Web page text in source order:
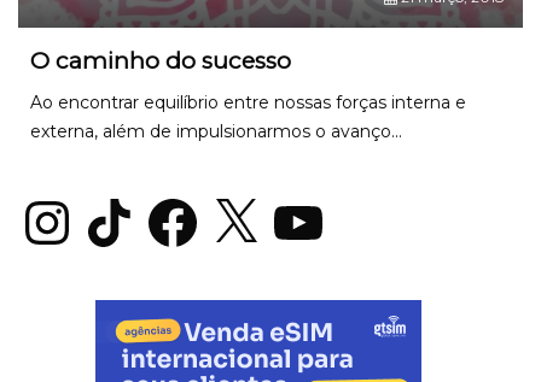
O caminho do sucesso
Ao encontrar equilíbrio entre nossas forças interna e
externa, além de impulsionarmos o avanço...
InstagramTikTok Facebook
X YouTube